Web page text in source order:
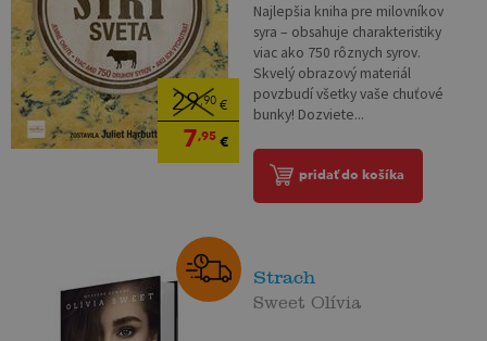
29,90€
7,95€
Najlepšia kniha pre milovníkov
syra – obsahuje charakteristiky
viac ako 750 rôznych syrov.
Skvelý obrazový materiál
povzbudí všetky vaše chuťové
bunky! Dozviete...
pridať do košíka
Strach
Sweet Olívia